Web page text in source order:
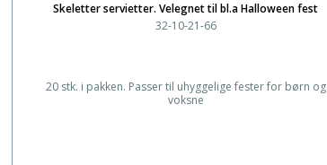
Skeletter servietter. Velegnet til bl.a Halloween fest
32-10-21-66
20 stk. i pakken. Passer til uhyggelige fester for børn og
voksne